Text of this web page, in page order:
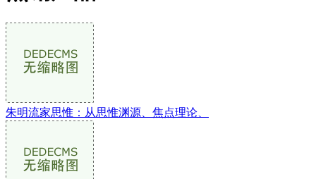
朱明流家思惟：从思惟渊源、焦点理论、